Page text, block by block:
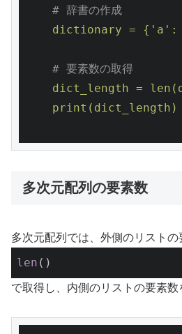
# 辞書の作成
dictionary = {'a':
# 要素数の取得
dict_length =
print(dict_length)
多次元配列の要素数
多次元配列では、外側のリストの
len ()
で取得し、内側のリストの要素数